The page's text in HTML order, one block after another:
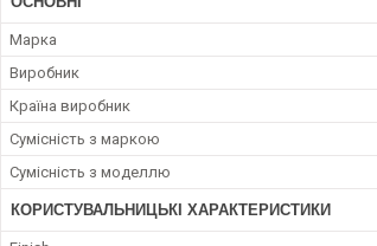
Марка
Виробник
Країна виробник
Сумісність з маркою
Сумісність з моделлю
КОРИСТУВАЛЬНИЦЬКІ ХАРАКТЕРИСТИКИ